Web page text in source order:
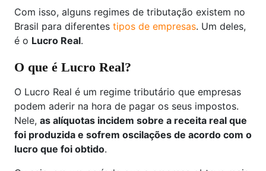
Com isso, alguns regimes de tributação existem no
Brasil para diferentes tipos de empresas. Um deles,
é o Lucro Real.
O que é Lucro Real?
O Lucro Real é um regime tributário que empresas
podem aderir na hora de pagar os seus impostos.
Nele, as alíquotas incidem sobre a receita real que
foi produzida e sofrem oscilações de acordo com o
lucro que foi obtido.